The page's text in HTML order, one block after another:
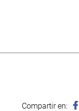
Compartir en: